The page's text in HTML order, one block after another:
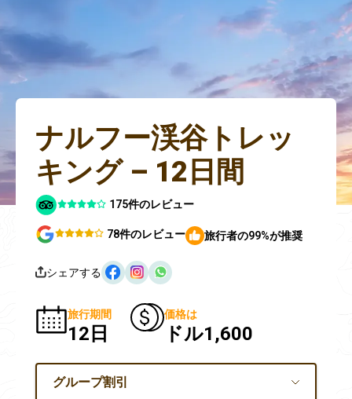
ナルフー渓谷トレッ
キング – 12日間
175件のレビュー
78件のレビュー 旅行者の99%が推奨
シェアする
旅行期間
12日
価格は
ドル1,600
グループ割引